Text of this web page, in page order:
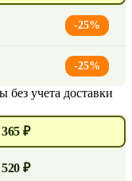
-25%
-25%
без учета доставки
365 ₽
₽